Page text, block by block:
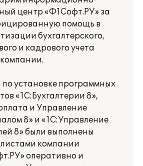
центр «Ф1Софт.РУ» за
помощь в
бухгалтерского,
и кадрового учета
по установке программных
«1С:Бухгалтерии 8»,
и Управление
8» и «1С:Управление
8» были выполнены
компании
оперативно и